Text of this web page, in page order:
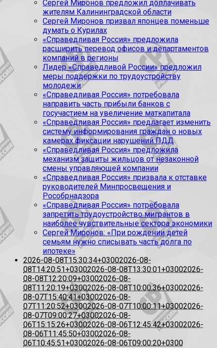
Сергей Миронов предложил доплачивать
жителям Калининградской области
Сергей Миронов призвал японцев поменьше
думать о Курилах
«Справедливая Россия» предложила
расширить перевод офисов и департаментов
компаний в регионы
Лидер «Справедливой России» предложил
меры поддержки по трудоустройству
молодежи
«Справедливая Россия» потребовала
направить часть прибыли банков с
госучастием на увеличение маткапитала
«Справедливая Россия» предлагает изменить
систему информирования граждан о новых
камерах фиксации нарушений ПДД
«Справедливая Россия» предложила
механизм защиты жильцов от незаконной
смены управляющей компании
«Справедливая Россия» призвала к отставке
руководителей Минпросвещения и
Рособрнадзора
«Справедливая Россия» потребовала
запретить трудоустройство мигрантов в
наиболее чувствительные сектора экономики
Сергей Миронов: «При рождении детей
семьям нужно списывать часть долга по
ипотеке»
2026-08-08T15:30:34+03002026-08-
08T14:20:51+03002026-08-08T13:30:01+03002026-
08-08T12:20:09+03002026-08-
08T11:20:19+03002026-08-08T10:00:36+03002026-
08-07T15:40:41+03002026-08-
07T11:20:52+03002026-08-07T10:00:11+03002026-
08-07T09:00:27+03002026-08-
06T15:15:26+03002026-08-06T12:45:42+03002026-
08-06T11:45:50+03002026-08-
06T10:45:51+03002026-08-06T09:00:20+0300